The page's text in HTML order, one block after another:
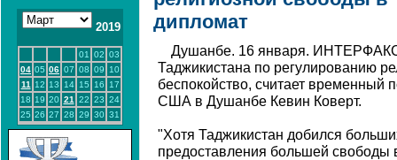
2019
01 02 03
04 05 06 07 08 09
10
11
12 13 14 15 16
17
18 19 20 21 22 23 24
25 26 27 28 29 30 31
дипломат
Душанбе. 16 января.
Таджикистана по регулированию
беспокойство, считает временный
США в Душанбе Кевин Коверт.
"Хотя Таджикистан добился
предоставления большей свободы